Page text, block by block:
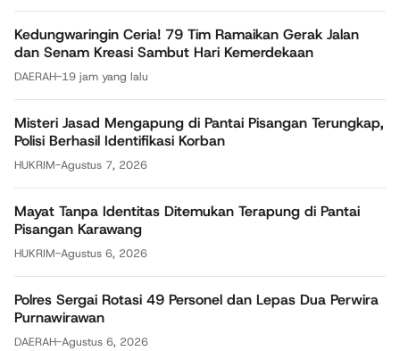
Kedungwaringin Ceria! 79 Tim Ramaikan Gerak Jalan
dan Senam Kreasi Sambut Hari Kemerdekaan
DAERAH-19 jam yang lalu
Misteri Jasad Mengapung di Pantai Pisangan Terungkap,
Polisi Berhasil Identifikasi Korban
HUKRIM-Agustus 7, 2026
Mayat Tanpa Identitas Ditemukan Terapung di Pantai
Pisangan Karawang
HUKRIM-Agustus 6, 2026
Polres Sergai Rotasi 49 Personel dan Lepas Dua Perwira
Purnawirawan
DAERAH-Agustus 6, 2026